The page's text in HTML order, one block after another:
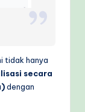
tidak hanya
secara
dengan